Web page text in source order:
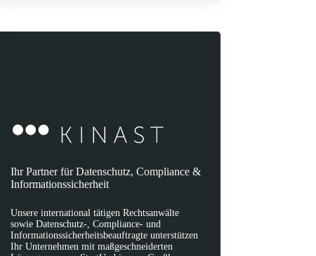
Ihr Partner für Datenschutz, Compliance &
Informationssicherheit
Unsere international tätigen Rechtsanwälte
sowie Datenschutz-, Compliance- und
Informationssicherheitsbeauftragte unterstützen
Ihr Unternehmen mit maßgeschneiderten